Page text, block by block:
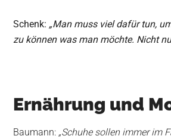
Schenk: „Man muss viel dafür tun,
zu können was man möchte. Nicht
Ernährung und
Baumann: „Schuhe sollen immer im